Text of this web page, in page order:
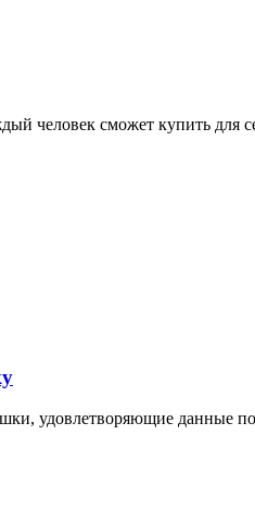
человек сможет купить для
удовлетворяющие данные